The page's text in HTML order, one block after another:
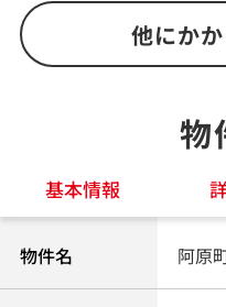
他にか
物
基本情報
物件名 阿原